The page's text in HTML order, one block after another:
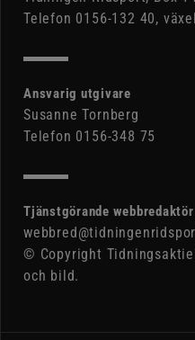
Telefon 0156-132 40,
Ansvarig utgivare
Susanne Tornberg
Telefon 0156-348 75
Tjänstgörande
© Copyright
och bild.